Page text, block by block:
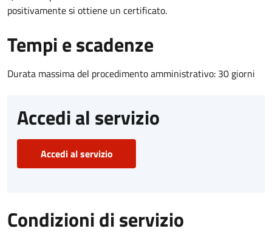
positivamente si ottiene un certificato.
Tempi e scadenze
Durata massima del procedimento amministrativo: 30 giorni
Accedi al servizio
Accedi al servizio
Condizioni di servizio